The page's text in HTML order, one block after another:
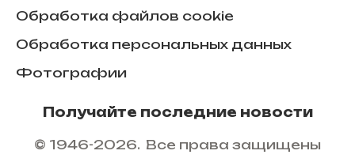
Обработка файлов cookie
Обработка персональных данных
Фотографии
Получайте последние новости
© 1946-2026. Все права защищены